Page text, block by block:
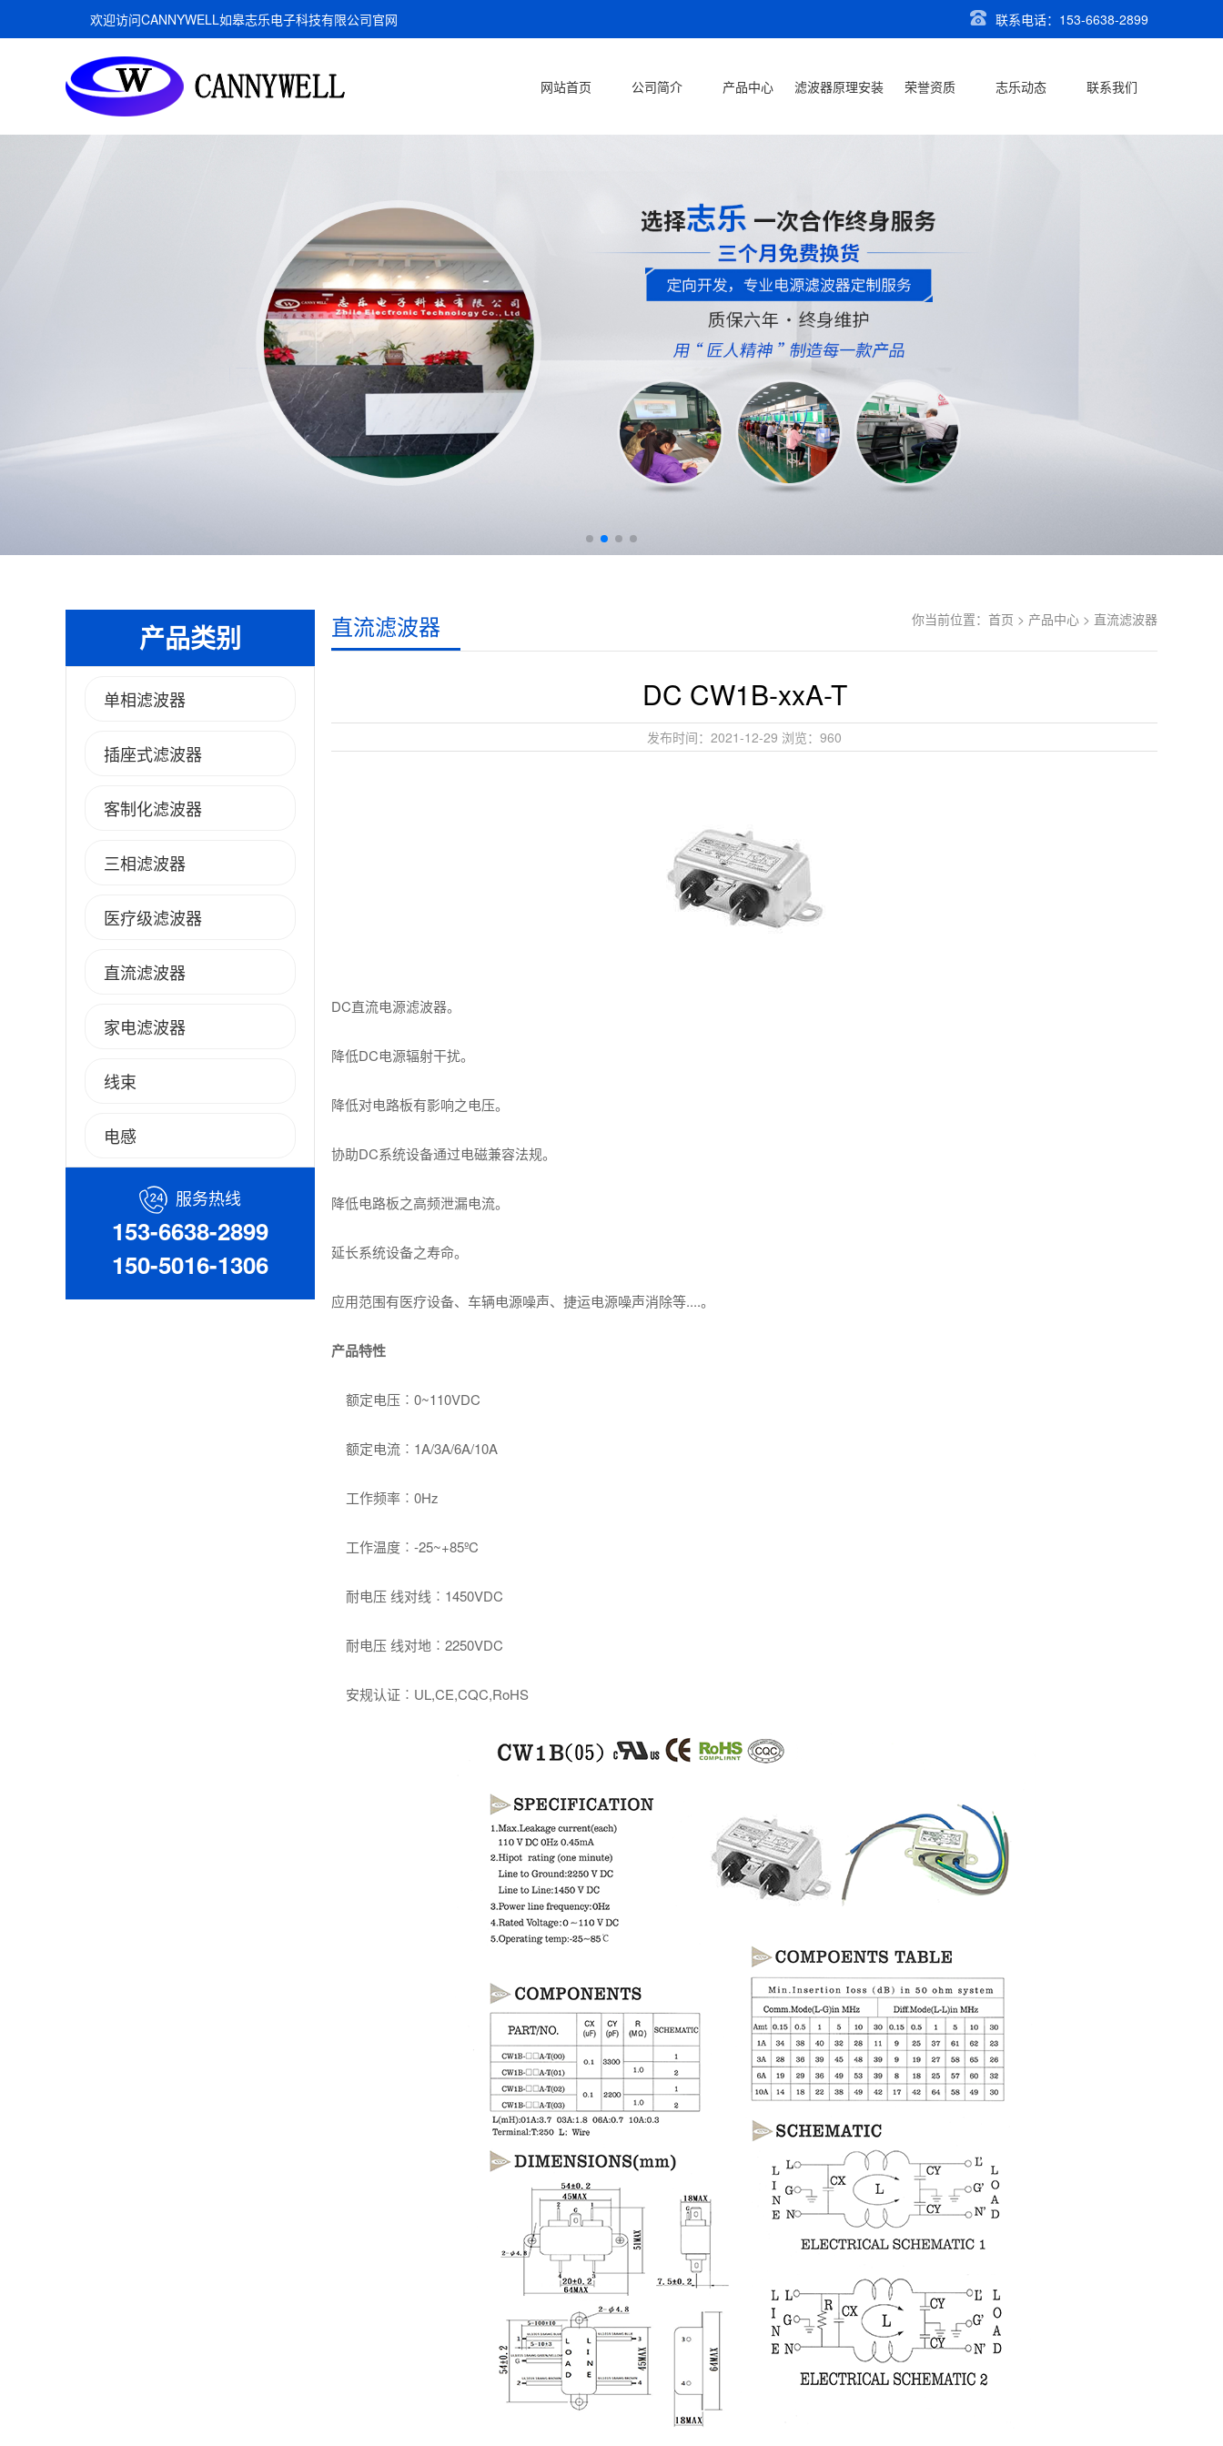
欢迎访问CANNYWELL如皋志乐电子科技有限公司官网 联系电话：153-6638-2899
网站首页 公司简介 产品中心 滤波器原理安装 荣誉资质 志乐动态 联系我们
产品类别
单相滤波器
插座式滤波器
客制化滤波器
三相滤波器
医疗级滤波器
直流滤波器
家电滤波器
线束
电感
服务热线
153-6638-2899
150-5016-1306
直流滤波器 你当前位置： 首页 > 产品中心 > 直流滤波器
DC CW1B-xxA-T
发布时间：2021-12-29 浏览：960
DC直流电源滤波器。
降低DC电源辐射干扰。
降低对电路板有影响之电压。
协助DC系统设备通过电磁兼容法规。
降低电路板之高频泄漏电流。
延长系统设备之寿命。
应用范围有医疗设备、车辆电源噪声、捷运电源噪声消除等....。
产品特性
额定电压︰0~110VDC
额定电流︰1A/3A/6A/10A
工作频率︰0Hz
工作温度︰-25~+85ºC
耐电压 线对线︰1450VDC
耐电压 线对地︰2250VDC
安规认证︰UL,CE,CQC,RoHS